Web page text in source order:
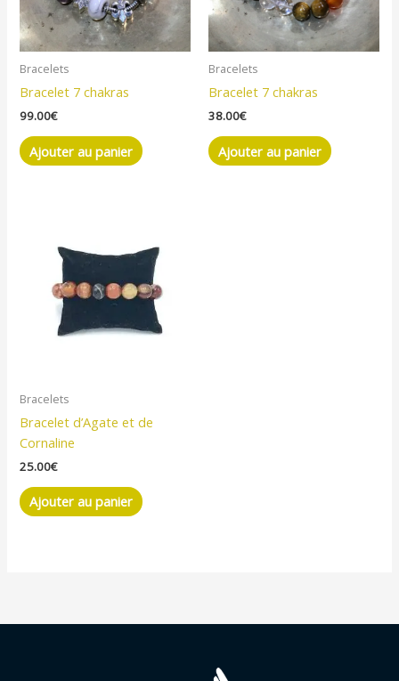
Bracelets
Bracelet 7 chakras
99.00€
Ajouter au panier
Bracelets
Bracelet 7 chakras
38.00€
Ajouter au panier
Bracelets
Bracelet d’Agate et de
Cornaline
25.00€
Ajouter au panier